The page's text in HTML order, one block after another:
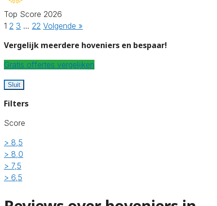
Top Score 2026
1 2 3 … 22 Volgende »
Vergelijk meerdere hoveniers en bespaar!
Gratis offertes vergelijken
Sluit
Filters
Score
> 8,5
> 8,0
> 7,5
> 6,5